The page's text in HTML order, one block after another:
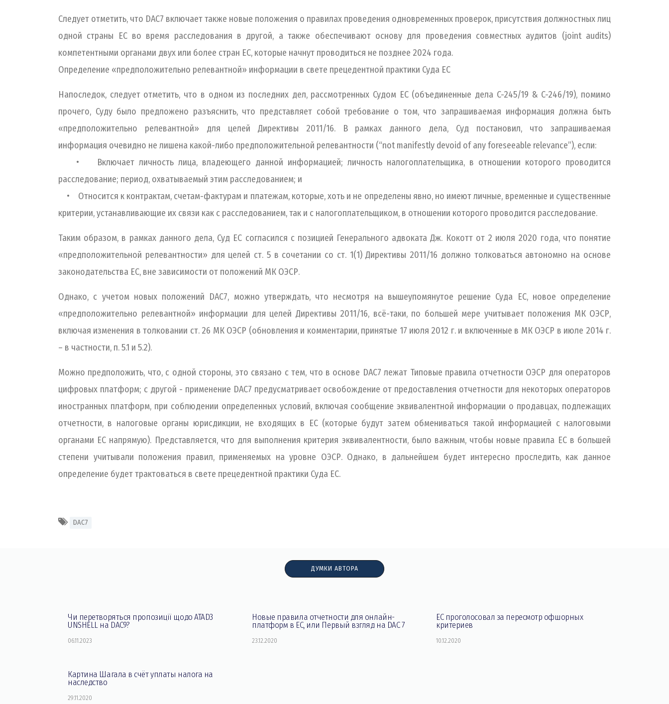
Следует отметить, что DAC7 включает также новые положения о правилах проведения одновременных проверок, присутствия должностных лиц
одной страны ЕС во время расследования в другой, а также обеспечивают основу для проведения совместных аудитов (joint audits)
компетентными органами двух или более стран ЕС, которые начнут проводиться не позднее 2024 года.
Определение «предположительно релевантной» информации в свете прецедентной практики Суда ЕС
Напоследок, следует отметить, что в одном из последних дел, рассмотренных Судом ЕС (объединенные дела C-245/19 & C-246/19), помимо
прочего, Суду было предложено разъяснить, что представляет собой требование о том, что запрашиваемая информация должна быть
«предположительно релевантной» для целей Директивы 2011/16. В рамках данного дела, Суд постановил, что запрашиваемая
информация очевидно не лишена какой-либо предположительной релевантности (“not manifestly devoid of any foreseeable relevance”), если:
• Включает личность лица, владеющего данной информацией; личность налогоплательщика, в отношении которого проводится
расследование; период, охватываемый этим расследованием; и
• Относится к контрактам, счетам-фактурам и платежам, которые, хоть и не определены явно, но имеют личные, временные и существенные
критерии, устанавливающие их связи как с расследованием, так и с налогоплательщиком, в отношении которого проводится расследование.
Таким образом, в рамках данного дела, Суд ЕС согласился с позицией Генерального адвоката Дж. Кокотт от 2 июля 2020 года, что понятие
«предположительной релевантности» для целей ст. 5 в сочетании со ст. 1(1) Директивы 2011/16 должно толковаться автономно на основе
законодательства ЕС, вне зависимости от положений МК ОЭСР.
Однако, с учетом новых положений DAC7, можно утверждать, что несмотря на вышеупомянутое решение Суда ЕС, новое определение
«предположительно релевантной» информации для целей Директивы 2011/16, всё-таки, по большей мере учитывает положения МК ОЭСР,
включая изменения в толковании ст. 26 МК ОЭСР (обновления и комментарии, принятые 17 июля 2012 г. и включенные в МК ОЭСР в июле 2014 г.
– в частности, п. 5.1 и 5.2).
Можно предположить, что, с одной стороны, это связано с тем, что в основе DAC7 лежат Типовые правила отчетности ОЭСР для операторов
цифровых платформ; с другой - применение DAC7 предусматривает освобождение от предоставления отчетности для некоторых операторов
иностранных платформ, при соблюдении определенных условий, включая сообщение эквивалентной информации о продавцах, подлежащих
отчетности, в налоговые органы юрисдикции, не входящих в ЕС (которые будут затем обмениваться такой информацией с налоговыми
органами ЕС напрямую). Представляется, что для выполнения критерия эквивалентности, было важным, чтобы новые правила ЕС в большей
степени учитывали положения правил, применяемых на уровне ОЭСР. Однако, в дальнейшем будет интересно проследить, как данное
определение будет трактоваться в свете прецедентной практики Суда ЕС.
DAC7
ДУМКИ АВТОРА
Чи перетворяться пропозиції щодо ATAD3
UNSHELL на DAC9?
06.11.2023
Новые правила отчетности для онлайн-
платформ в ЕС, или Первый взгляд на DAC 7
23.12.2020
ЕС проголосовал за пересмотр офшорных
критериев
10.12.2020
Картина Шагала в счёт уплаты налога на
наследство
29.11.2020